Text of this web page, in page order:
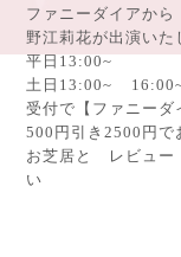
ファニーダイアか
野江莉花が出演いた
平日13:00~
土日13:00~
受付で【ファニーダ
500円引き2500円で
お芝居と レビュー
い